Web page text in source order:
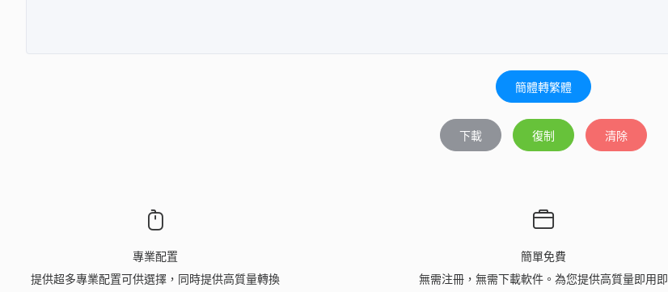
簡體轉繁體
下載 復制 清除
專業配置
提供超多專業配置可供選擇，同時提供高質量轉換
簡單免費
無需注冊，無需下載軟件。為您提供高質量即用即